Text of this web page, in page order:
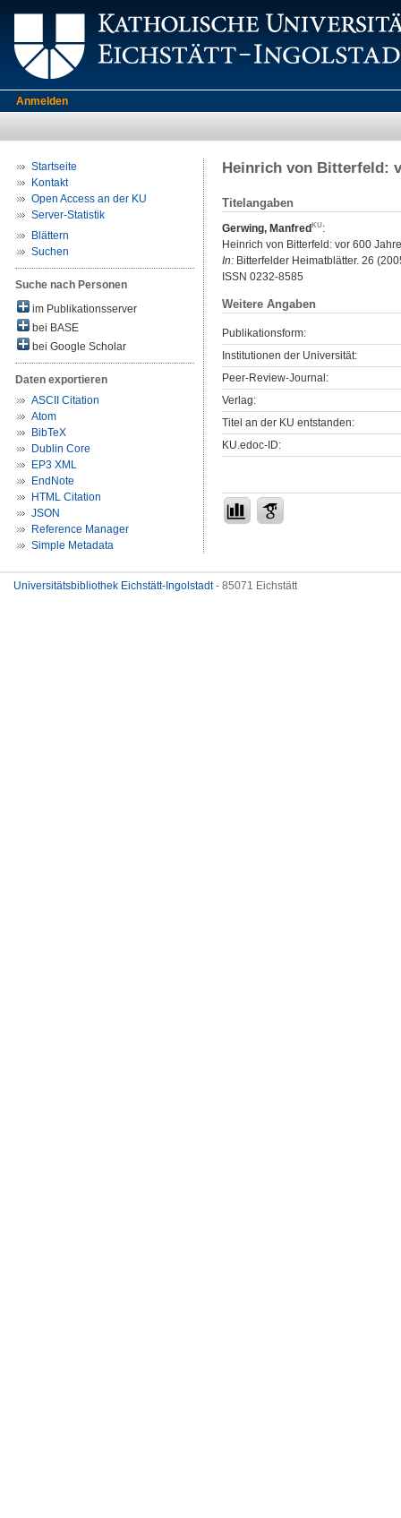
Anmelden
Startseite
Kontakt
Open Access an der KU
Server-Statistik
Blättern
Suchen
Suche nach Personen
im Publikationsserver
bei BASE
bei Google Scholar
Daten exportieren
ASCII Citation
Atom
BibTeX
Dublin Core
EP3 XML
EndNote
HTML Citation
JSON
Reference Manager
Simple Metadata
Heinrich von Bitterfeld:
Titelangaben
Gerwing, Manfred
:
Heinrich von Bitterfeld: vor 600
In: Bitterfelder Heimatblätter. 26
ISSN 0232-8585
Weitere Angaben
Publikationsform:
Institutionen der Universität:
Peer-Review-Journal:
Verlag:
Titel an der KU entstanden:
KU.edoc-ID:
Universitätsbibliothek Eichstätt-Ingolstadt- 85071 Eichstätt